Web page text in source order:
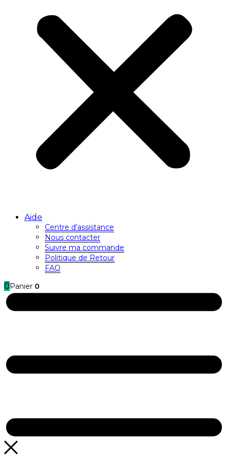
Aide
Centre d’assistance
Nous contacter
Suivre ma commande
Politique de Retour
FAQ
0 Panier 0